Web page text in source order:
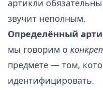
артикли
звучит неполным.
Определённый
мы говорим о
предмете — том,
идентифицировать.